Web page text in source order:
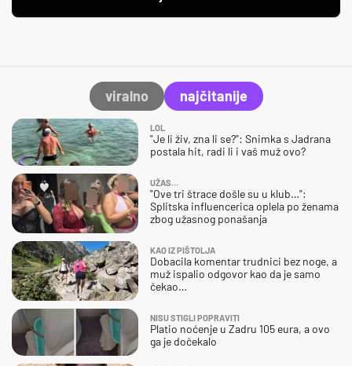
viralno najčitanije
LOL
"Je li živ, zna li se?": Snimka s Jadrana
postala hit, radi li i vaš muž ovo?
UŽAS…
"Ove tri štrace došle su u klub…":
Splitska influencerica oplela po ženama
zbog užasnog ponašanja
KAO IZ PIŠTOLJA
Dobacila komentar trudnici bez noge, a
muž ispalio odgovor kao da je samo
čekao…
NISU STIGLI POPRAVITI
Platio noćenje u Zadru 105 eura, a ovo
ga je dočekalo